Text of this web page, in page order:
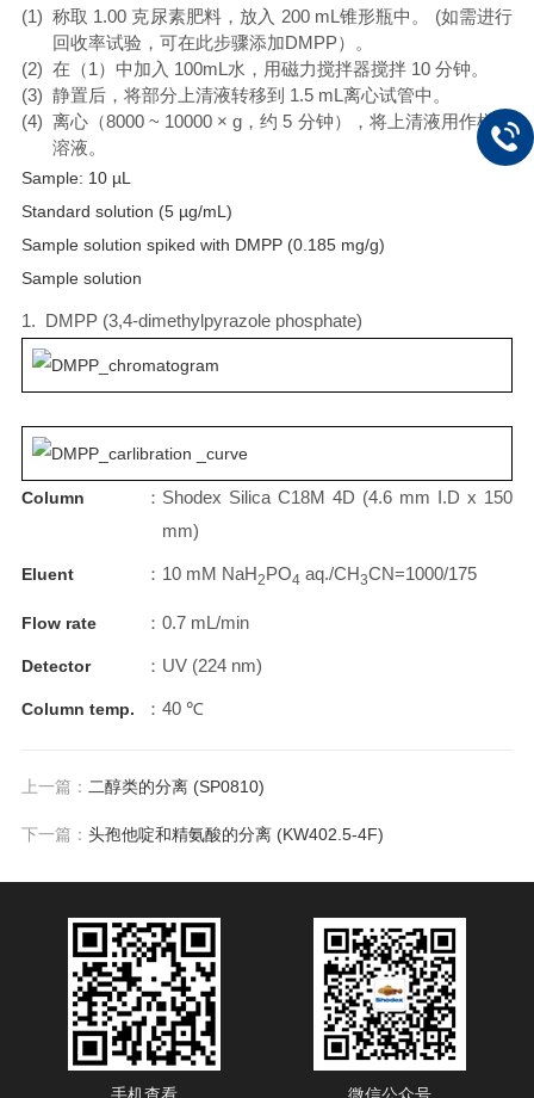
(1) 称取 1.00 克尿素肥料，放入 200 mL锥形瓶中。 (如需进行
回收率试验，可在此步骤添加DMPP）。
(2) 在（1）中加入 100mL水，用磁力搅拌器搅拌 10 分钟。
(3) 静置后，将部分上清液转移到 1.5 mL离心试管中。
(4) 离心（8000 ~ 10000 ×g ，约 5 分钟），将上清液用作样品
溶液。
Sample: 10 µL
Standard solution (5 µg/mL)
Sample solution spiked with DMPP (0.185 mg/g)
Sample solution
1. DMPP (3,4-dimethylpyrazole phosphate)
Column ： Shodex Silica C18M 4D (4.6 mm I.D x 150
mm)
Eluent ： 10 mM NaH2PO4 aq./CH3CN=1000/175
Flow rate ： 0.7 mL/min
Detector ： UV (224 nm)
Column temp. ： 40 ℃
上一篇： 二醇类的分离 (SP0810)
下一篇： 头孢他啶和精氨酸的分离 (KW402.5-4F)